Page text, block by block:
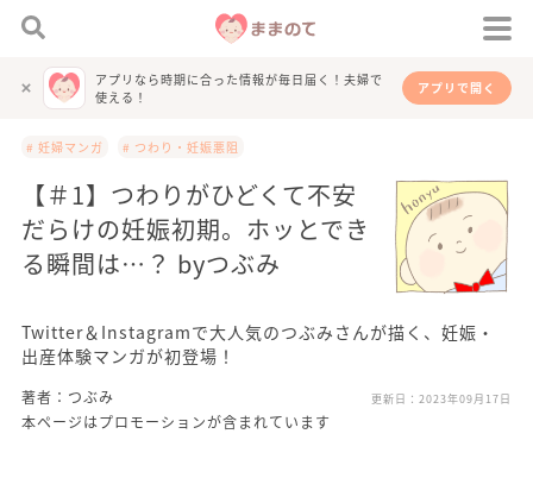
アプリなら時期に合った情報が毎日届く！夫婦で
使える！
アプリで開く
# 妊婦マンガ # つわり・妊娠悪阻
【＃1】つわりがひどくて不安
だらけの妊娠初期。ホッとでき
る瞬間は…？ byつぶみ
Twitter＆Instagramで大人気のつぶみさんが描く、妊娠・
出産体験マンガが初登場！
著者：つぶみ 更新日： 2023年09月17日
本ページはプロモーションが含まれています